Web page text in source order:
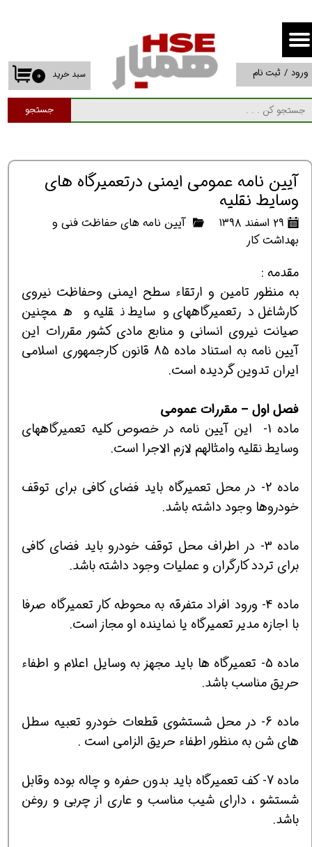
جستجو
۰ سبد خرید ورود / ثبت نام
حساب کاربری من
تغییر گذر واژه
سفارشات
آيين نامه عمومي ايمني درتعميرگاه هاي
وسايط نقليه
۲۹ اسفند ۱۳۹۸
آیین نامه های حفاظت فنی و
بهداشت کار
مقدمه :
به منظور تامين و ارتقاء سطح ايمني وحفاظت نيروي
كارشاغل درتعميرگاههاي وسايط نقليه و همچنين
صيانت نيروي انساني و منابع مادي كشور مقررات اين
آيين نامه به استناد ماده 85 قانون كارجمهوري اسلامي
ايران تدوين گرديده است.
فصلاول– مقرراتعمومي
ماده 1- اين آيين نامه در خصوص كليه تعميرگاههاي
وسايط نقليه وامثالهم لازم الاجرا است.
ماده 2- در محل تعميرگاه بايد فضاي كافي براي توقف
خودروها وجود داشته باشد.
ماده 3- در اطراف محل توقف خودرو بايد فضاي كافي
براي تردد كارگران و عمليات وجود داشته باشد.
ماده 4- ورود افراد متفرقه به محوطه كار تعميرگاه صرفا
با اجازه مدير تعميرگاه يا نماينده او مجاز است.
ماده 5- تعميرگاه ها بايد مجهز به وسايل اعلام و اطفاء
حريق مناسب باشد.
ماده 6- در محل شستشوي قطعات خودرو تعبيه سطل
هاي شن به منظور اطفاء حريق الزامي است .
ماده 7- كف تعميرگاه بايد بدون حفره و چاله بوده وقابل
شستشو ، داراي شيب مناسب و عاري از چربي و روغن
باشد.